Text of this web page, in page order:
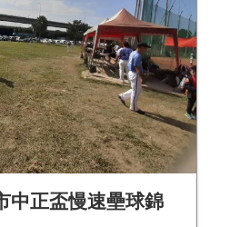
中正盃慢速壘球錦